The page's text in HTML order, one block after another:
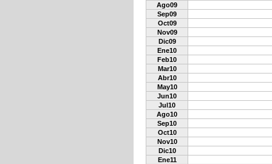
Ago09
Sep09
Oct09
Nov09
Dic09
Ene10
Feb10
Mar10
Abr10
May10
Jun10
Jul10
Ago10
Sep10
Oct10
Nov10
Dic10
Ene11